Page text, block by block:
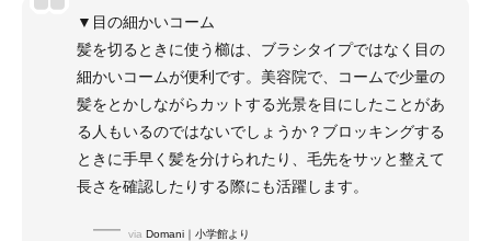
▼目の細かいコーム
髪を切るときに使う櫛は、ブラシタイプではなく目の
細かいコームが便利です。美容院で、コームで少量の
髪をとかしながらカットする光景を目にしたことがあ
る人もいるのではないでしょうか？ブロッキングする
ときに手早く髪を分けられたり、毛先をサッと整えて
長さを確認したりする際にも活躍します。
via Domani｜小学館より